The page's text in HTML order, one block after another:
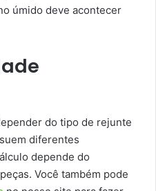
úmido deve acontecer
do tipo de rejunte
diferentes
depende do
Você também pode